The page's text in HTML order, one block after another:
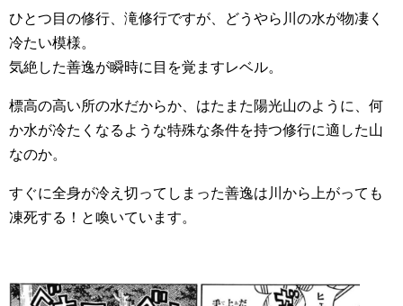
ひとつ目の修行、滝修行ですが、どうやら川の水が物凄く
冷たい模様。
気絶した善逸が瞬時に目を覚ますレベル。
標高の高い所の水だからか、はたまた陽光山のように、何
か水が冷たくなるような特殊な条件を持つ修行に適した山
なのか。
すぐに全身が冷え切ってしまった善逸は川から上がっても
凍死する！と喚いています。